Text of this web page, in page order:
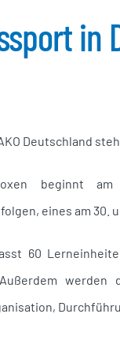
in
Deutschland
beginnt
eines am 30.
60